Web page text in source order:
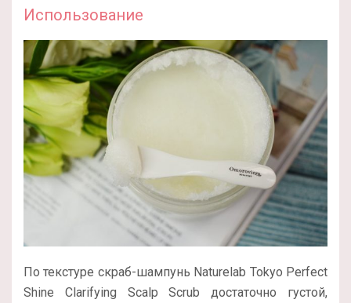
Использование
По текстуре скраб-шампунь Naturelab Tokyo Perfect
Shine Clarifying Scalp Scrub достаточно густой,